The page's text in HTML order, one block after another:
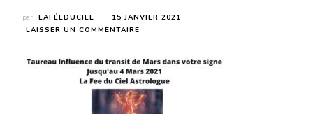
par LAFÉEDUCIEL
15 JANVIER 2021
LAISSER UN COMMENTAIRE
DU
TRANSIT
DE
MARS